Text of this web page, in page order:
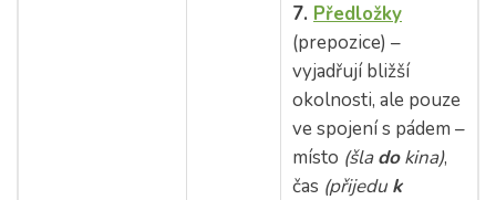
7. Předložky
(prepozice) –
vyjadřují bližší
okolnosti, ale pouze
ve spojení s pádem –
místo (šladokina),
čas (přijedu k